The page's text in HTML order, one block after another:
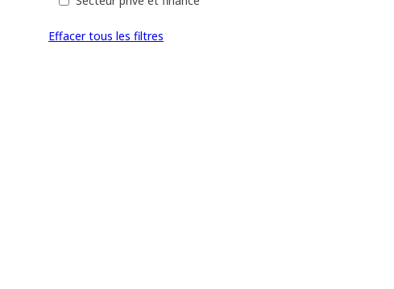
Effacer tous les filtres